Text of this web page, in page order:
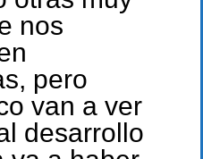
nos
pero
van a ver
desarrollo